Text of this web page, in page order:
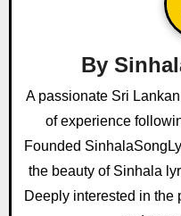
a
i
o
By
A passionate Sri
of experience
Founded
the beauty of Sinhala
Deeply interested in the